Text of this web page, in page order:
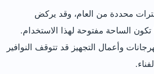
محددة من العام، وقد يركض
تكون الساحة مفتوحة لهذا الاستخدام.
وأعمال التجهيز قد تتوقف النوافير